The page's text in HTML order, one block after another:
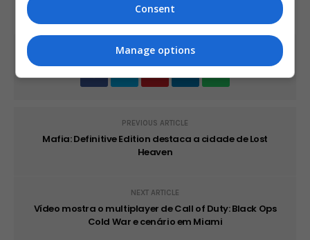
Share This
PREVIOUS ARTICLE
Mafia: Definitive Edition destaca a cidade de Lost
Heaven
NEXT ARTICLE
Vídeo mostra o multiplayer de Call of Duty: Black Ops
Cold War e cenário em Miami
Consent
Manage options